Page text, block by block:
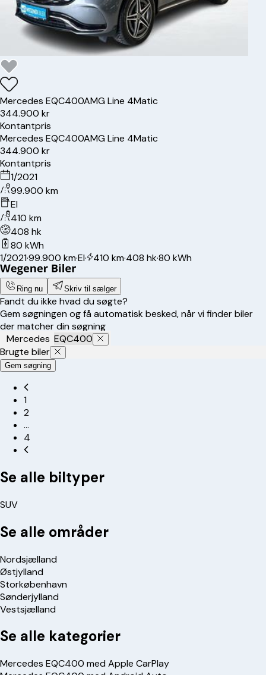
Mercedes EQC400AMG Line 4Matic
344.900 kr
Kontantpris
Mercedes EQC400AMG Line 4Matic
344.900 kr
Kontantpris
1/2021
99.900 km
El
410 km
408 hk
80 kWh
1/2021·99.900 km·El· 410 km·408 hk·80 kWh
Ring nu Skriv til sælger
Fandt du ikke hvad du søgte?
Gem søgningen og få automatisk besked, når vi finder biler
der matcher din søgning
Mercedes EQC400
Brugte biler
Gem søgning
1
2
…
4
Se alle biltyper
SUV
Se alle områder
Nordsjælland
Østjylland
Storkøbenhavn
Sønderjylland
Vestsjælland
Se alle kategorier
Mercedes EQC400 med Apple CarPlay